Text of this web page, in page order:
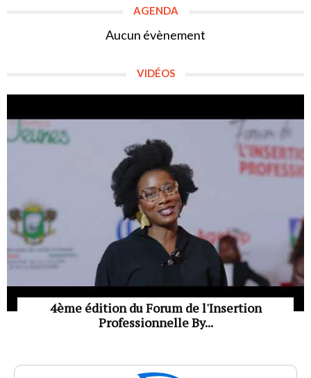
AGENDA
Aucun évènement
VIDÉOS
4ème édition du Forum de l'Insertion
Professionnelle By...